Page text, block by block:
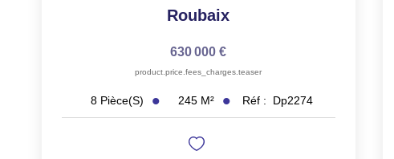
Roubaix
630 000 €
product.price.fees_charges.teaser
8 Pièce(s) 245 M² Réf : Dp2274